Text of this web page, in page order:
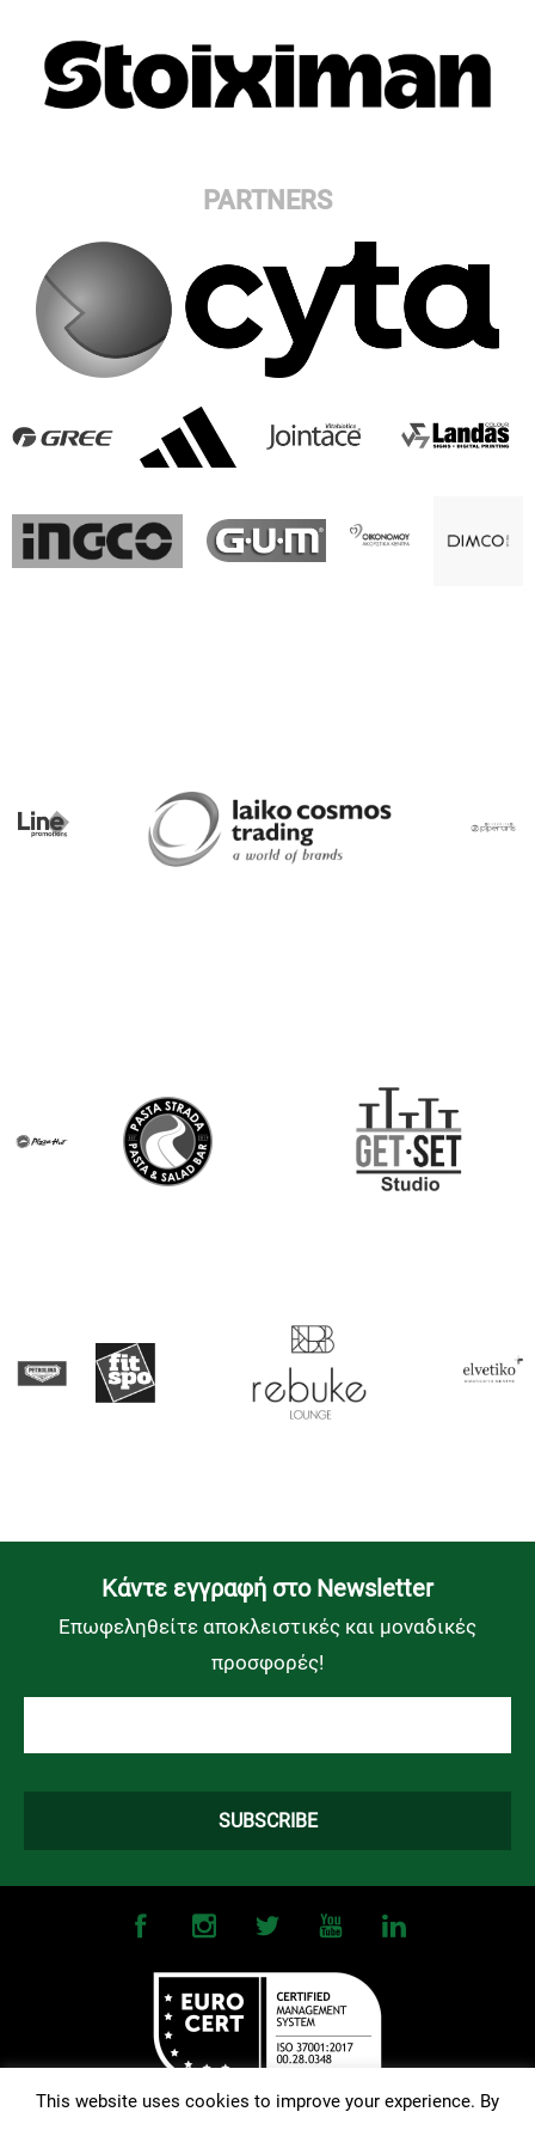
PARTNERS
Kάντε εγγραφή στο Newsletter
Επωφεληθείτε αποκλειστικές και μοναδικές
προσφορές!
This website uses cookies to improve your experience. By